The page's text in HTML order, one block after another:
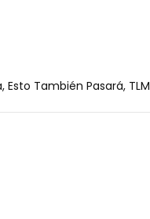
Esto También Pasará, TLM